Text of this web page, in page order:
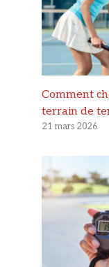
Comment
terrain de
21 mars 2026